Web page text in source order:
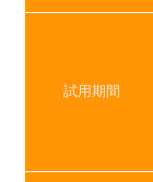
試用期間